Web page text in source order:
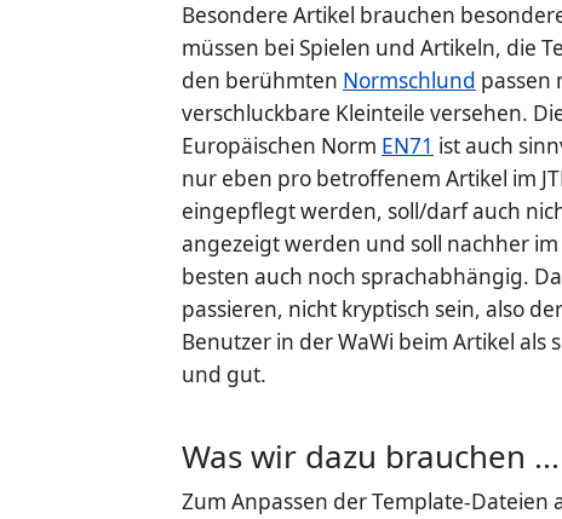
Besondere Artikel brauchen
müssen bei Spielen und Artikeln, die
den berühmten Normschlund passen
verschluckbare Kleinteile versehen.
Europäischen Norm EN71 ist auch
nur eben pro betroffenem Artikel im
eingepflegt werden, soll/darf auch
angezeigt werden und soll nachher
besten auch noch sprachabhängig.
passieren, nicht kryptisch sein, also
Benutzer in der WaWi beim Artikel als
und gut.
Was wir dazu brauchen ...
Zum Anpassen der Template-Dateien